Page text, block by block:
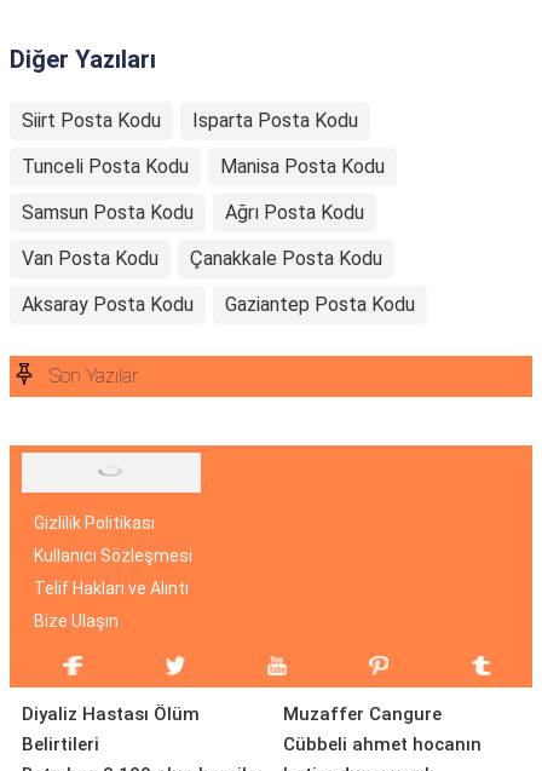
Diğer Yazıları
Siirt Posta Kodu
Isparta Posta Kodu
Tunceli Posta Kodu
Manisa Posta Kodu
Samsun Posta Kodu
Ağrı Posta Kodu
Van Posta Kodu
Çanakkale Posta Kodu
Aksaray Posta Kodu
Gaziantep Posta Kodu
Son Yazılar
Gizlilik Politikası
Kullanıcı Sözleşmesi
Telif Hakları ve Alıntı
Bize Ulaşın
Diyaliz Hastası Ölüm
Belirtileri
Muzaffer Cangure
Cübbeli ahmet hocanın